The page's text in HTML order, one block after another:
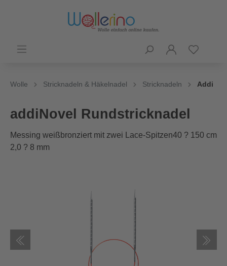
Wolle Stricknadeln & Häkelnadel Stricknadeln Addi
addiNovel Rundstricknadel
Messing weißbronziert mit zwei Lace-Spitzen40 ? 150 cm
2,0 ? 8 mm